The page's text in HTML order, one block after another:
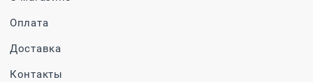
Оплата
Доставка
Контакты